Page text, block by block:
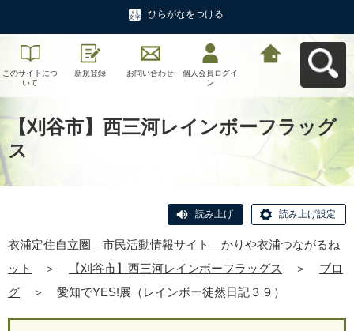
ひらがなをつける
このサイトにつ
いて
新規登録 お問い合わせ
個人会員ログイ
ン
【刈谷市】西三河レインボーフラッグ
ス
読み上げ 読み上げ設定
衣浦定住自立圏 市民活動情報サイト かりや衣浦つながるね
ット
＞ 【刈谷市】西三河レインボーフラッグス ＞
ブロ
グ
＞ 愛知でYES!展（レインボー徒然日記３９）